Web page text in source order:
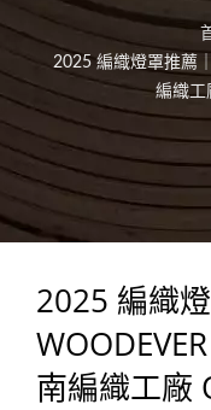
2025 編織燈罩推薦
編織工
2025 編織燈
南編織工廠